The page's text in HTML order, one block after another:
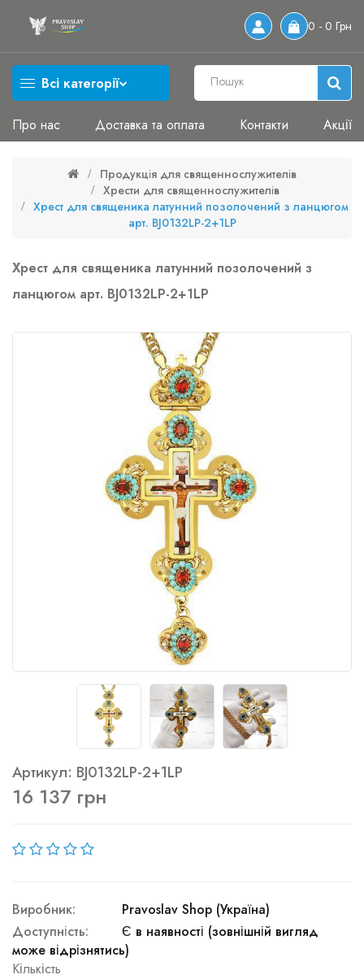
0 - 0 Грн
Всі категорії
Про нас Доставка та оплата Контакти Акції
Продукція для священнослужителів
Хрести для священнослужителів
Хрест для священика латунний позолочений з ланцюгом
арт. BJ0132LP-2+1LP
Хрест для священика латунний позолочений з
ланцюгом арт. BJ0132LP-2+1LP
Артикул: BJ0132LP-2+1LP
16 137 грн
Виробник:
Pravoslav Shop (Україна)
Доступність:
Є в наявності (зовнішній вигляд
може відрізнятись)
Кількість